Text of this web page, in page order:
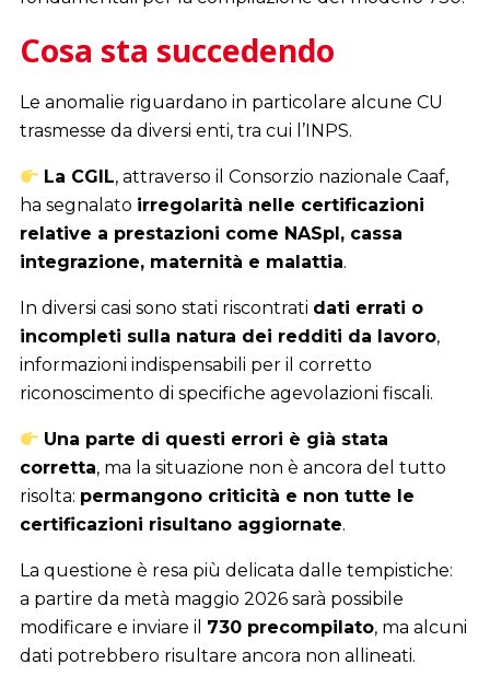
Cosa sta succedendo
Le anomalie riguardano in particolare alcune CU
trasmesse da diversi enti, tra cui l’INPS.
La CGIL, attraverso il Consorzio nazionale Caaf,
ha segnalato irregolarità nelle certificazioni
relative a prestazioni come NASpI, cassa
integrazione, maternità e malattia.
In diversi casi sono stati riscontrati dati errati o
incompleti sulla natura dei redditi da lavoro,
informazioni indispensabili per il corretto
riconoscimento di specifiche agevolazioni fiscali.
Una parte di questi errori è già stata
corretta, ma la situazione non è ancora del tutto
risolta: permangono criticità e non tutte le
certificazioni risultano aggiornate.
La questione è resa più delicata dalle tempistiche:
a partire da metà maggio 2026 sarà possibile
modificare e inviare il 730 precompilato, ma alcuni
dati potrebbero risultare ancora non allineati.